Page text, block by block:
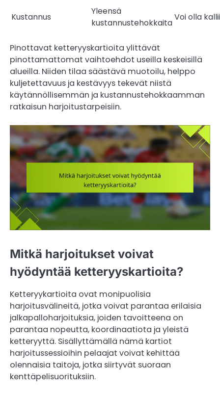
Kustannus
Yleensä
kustannustehokkaita
Voi olla
Pinottavat ketteryyskartioita ylittävät
pinottamattomat vaihtoehdot useilla keskeisillä
alueilla. Niiden tilaa säästävä muotoilu, helppo
kuljetettavuus ja kestävyys tekevät niistä
käytännöllisemmän ja kustannustehokkaamman
ratkaisun harjoitustarpeisiin.
Mitkä harjoitukset voivat
hyödyntää ketteryyskartioita?
Ketteryykartioita ovat monipuolisia
harjoitusvälineitä, jotka voivat parantaa erilaisia
jalkapalloharjoituksia, joiden tavoitteena on
parantaa nopeutta, koordinaatiota ja yleistä
ketteryyttä. Sisällyttämällä nämä kartiot
harjoitussessioihin pelaajat voivat kehittää
olennaisia taitoja, jotka siirtyvät suoraan
kenttäpelisuorituksiin.